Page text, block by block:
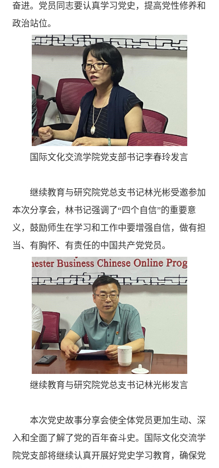
奋进。党员同志要认真学习党史，提高党性修养和
政治站位。
国际文化交流学院党支部书记李春玲发言
继续教育与研究院党总支书记林光彬受邀参加
本次分享会，林书记强调了“四个自信”的重要意
义，鼓励师生在学习和工作中要增强自信，做有担
当、有胸怀、有责任的中国共产党党员。
继续教育与研究院党总支书记林光彬发言
本次党史故事分享会使全体党员更加生动、深
入和全面了解了党的百年奋斗史。国际文化交流学
院党支部将继续认真开展好党史学习教育，确保党